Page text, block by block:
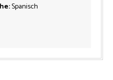
Spanisch